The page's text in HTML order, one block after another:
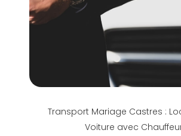
Transport Mariage Castres :
Voiture avec